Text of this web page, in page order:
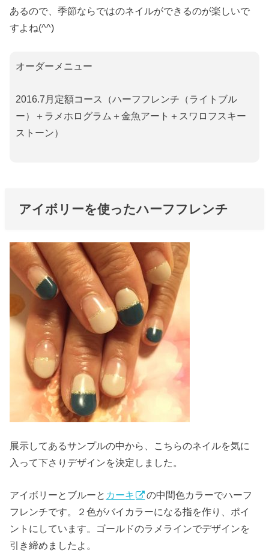
あるので、季節ならではのネイルができるのが楽しいで
すよね(^^)
オーダーメニュー
2016.7月定額コース（ハーフフレンチ（ライトブル
ー）＋ラメホログラム＋金魚アート＋スワロフスキー
ストーン）
アイボリーを使ったハーフフレンチ
展示してあるサンプルの中から、こちらのネイルを気に
入って下さりデザインを決定しました。
アイボリーとブルーと カーキ
の中間色カラーでハーフ
フレンチです。２色がバイカラーになる指を作り、ポイ
ントにしています。ゴールドのラメラインでデザインを
引き締めましたよ。